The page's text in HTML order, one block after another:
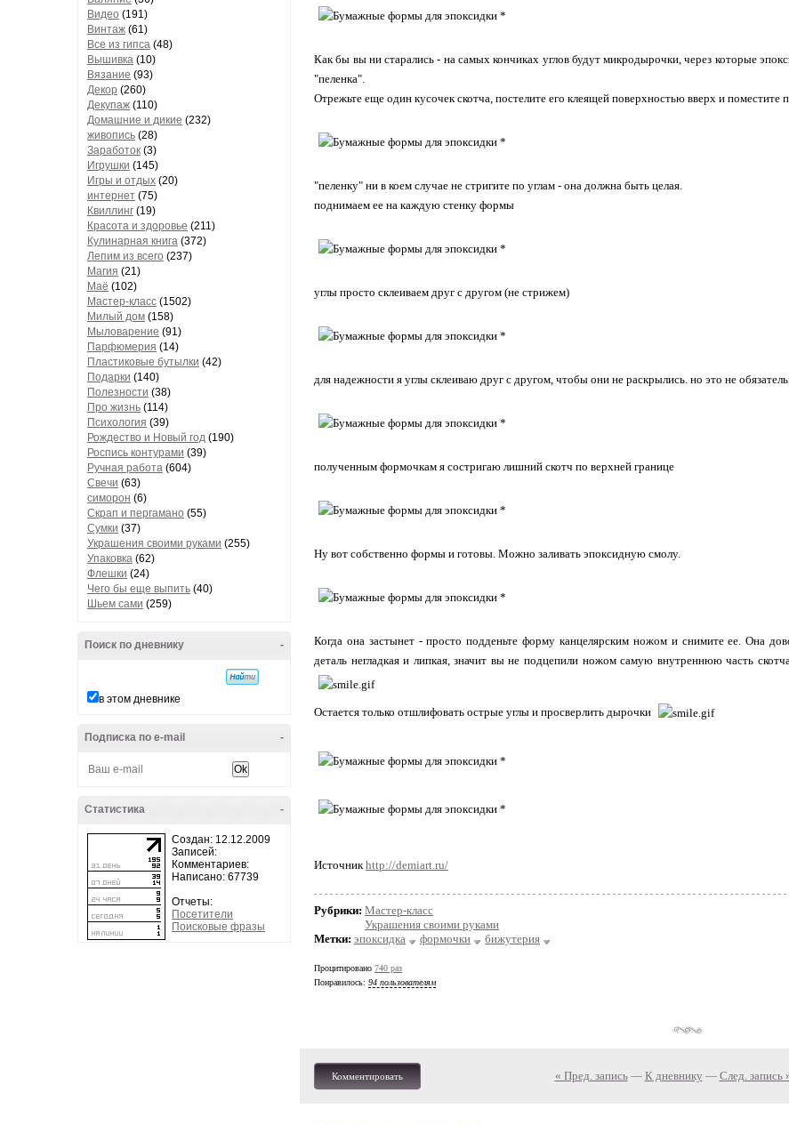
Видео (191)
Винтаж (61)
Все из гипса (48)
Вышивка (10)
Вязание (93)
Декор (260)
Декупаж (110)
Домашние и дикие (232)
живопись (28)
Заработок (3)
Игрушки (145)
Игры и отдых (20)
интернет (75)
Квиллинг (19)
Красота и здоровье (211)
Кулинарная книга (372)
Лепим из всего (237)
Магия (21)
Маё (102)
Мастер-класс (1502)
Милый дом (158)
Мыловарение (91)
Парфюмерия (14)
Пластиковые бутылки (42)
Подарки (140)
Полезности (38)
Про жизнь (114)
Психология (39)
Рождество и Новый год (190)
Роспись контурами (39)
Ручная работа (604)
Свечи (63)
симорон (6)
Скрап и пергамано (55)
Сумки (37)
Украшения своими руками (255)
Упаковка (62)
Флешки (24)
Чего бы еще выпить (40)
Шьем сами (259)
-
Поиск по дневнику
в этом дневнике
-
Подписка по e-mail
-
Статистика
Создан: 12.12.2009
Записей:
Комментариев:
Написано: 67739
Отчеты:
Посетители
Поисковые фразы
Как бы вы ни старались - на самых кончиках углов будут микродырочки, через которые
"пеленка".
Отрежьте еще один кусочек скотча, постелите его клеящей поверхностью вверх и поместите
"пеленку" ни в коем случае не стригите по углам - она должна быть целая.
поднимаем ее на каждую стенку формы
углы просто склеиваем друг с другом (не стрижем)
для надежности я углы склеиваю друг с другом, чтобы они не раскрылись. но это не
полученным формочкам я состригаю лишний скотч по верхней границе
Ну вот собственно формы и готовы. Можно заливать эпоксидную смолу.
Когда она застынет - просто подденьте форму канцелярским ножом и снимите ее. Она
деталь негладкая и липкая, значит вы не подцепили ножом самую внутреннюю часть
Остается только отшлифовать острые углы и просверлить дырочки
Источникhttp://demiart.ru/
Рубрики: Мастер-класс
Украшения своими руками
Метки: эпоксидка формочки бижутерия
Процитировано 740 раз
Понравилось: 94 пользователям
Комментировать « Пред. запись— К дневнику — След. запись